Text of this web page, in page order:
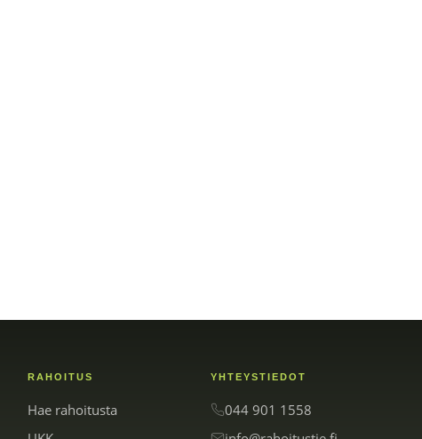
RAHOITUS
Hae rahoitusta
YHTEYSTIEDOT
044 901 1558